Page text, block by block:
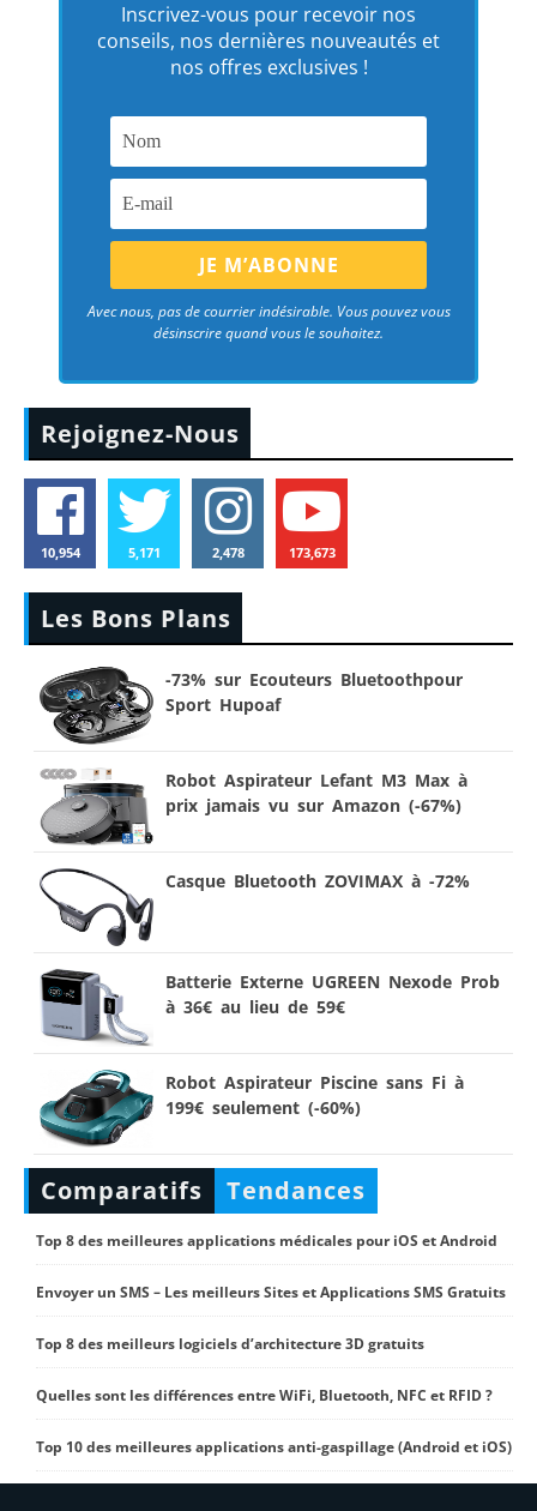
Inscrivez-vous pour recevoir nos
conseils, nos dernières nouveautés et
nos offres exclusives !
Avec nous, pas de courrier indésirable. Vous pouvez vous
désinscrire quand vous le souhaitez.
Rejoignez-Nous
10,954 5,171 2,478 173,673
Les Bons Plans
-73% sur Ecouteurs Bluetoothpour
Sport Hupoaf
Robot Aspirateur Lefant M3 Max à
prix jamais vu sur Amazon (-67%)
Casque Bluetooth ZOVIMAX à -72%
Batterie Externe UGREEN Nexode Prob
à 36€ au lieu de 59€
Robot Aspirateur Piscine sans Fi à
199€ seulement (-60%)
Comparatifs Tendances
Top 8 des meilleures applications médicales pour iOS et Android
Envoyer un SMS – Les meilleurs Sites et Applications SMS Gratuits
Top 8 des meilleurs logiciels d’architecture 3D gratuits
Quelles sont les différences entre WiFi, Bluetooth, NFC et RFID ?
Top 10 des meilleures applications anti-gaspillage (Android et iOS)